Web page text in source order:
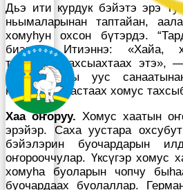
Дьэ ити курдук бэйэтэ эрэ
ньымаларынан таптайан,
хомуһун охсон бүтэрдэ.
биэрдэ. Итиэннэ: «Хайа,
тыастаах тахсыахтаах этэ»,
эттэ. Чахчы уус
намыһах тыастаах хомус
Хаа оҥоруу. Хомус хаатын
эрэйэр. Саха уустара
бэйэлэрин буочардарын
оҥорооччулар. Үксүгэр хомус
хомуһа буоларын чопчу
буочардаах буолаллар.